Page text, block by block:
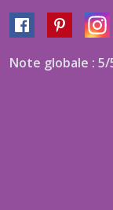
Note globale : 5/